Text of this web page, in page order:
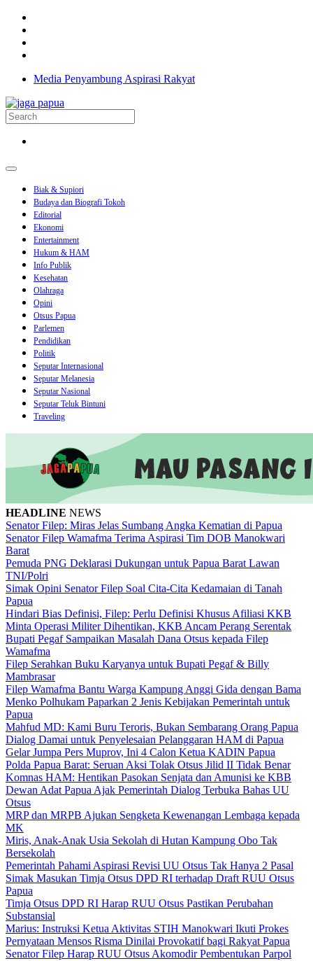
Media Penyambung Aspirasi Rakyat
Biak & Supiori
Budaya dan Biografi Tokoh
Editorial
Ekonomi
Entertainment
Hukum & HAM
Info Publik
Kesehatan
Olahraga
Opini
Otsus Papua
Parlemen
Pendidikan
Politik
Seputar Internasional
Seputar Melanesia
Seputar Nasional
Seputar Teluk Bintuni
Traveling
HEADLINE NEWS
Senator Filep: Miras Jelas Sumbang Angka Kematian di Papua
Senator Filep Wamafma Terima Aspirasi Tim DOB Manokwari
Barat
Pemuda PNG Deklarasi Dukungan untuk Papua Barat Lawan
TNI/Polri
Simak Opini Senator Filep Soal Cita-Cita Kedamaian di Tanah
Papua
Hindari Bias Definisi, Filep: Perlu Definisi Khusus Afiliasi KKB
Minta Operasi Militer Dihentikan, KKB Ancam Perang Serentak
Bupati Pegaf Sampaikan Masalah Dana Otsus kepada Filep
Wamafma
Filep Serahkan Buku Karyanya untuk Bupati Pegaf & Billy
Mambrasar
Filep Wamafma Bantu Warga Kampung Anggi Gida dengan Bama
Menko Polhukam Paparkan 2 Jenis Kebijakan Pemerintah untuk
Papua
Mahfud MD: Kami Buru Teroris, Bukan Sembarang Orang Papua
Dialog Damai untuk Penyelesaian Pelanggaran HAM di Papua
Gelar Jumpa Pers Muprov, Ini 4 Calon Ketua KADIN Papua
Polda Papua Barat: Seruan Aksi Tolak Otsus Jilid II Tidak Benar
Komnas HAM: Hentikan Pasokan Senjata dan Amunisi ke KBB
Dewan Adat Papua Ajak Pemerintah Dialog Terbuka Bahas UU
Otsus
MRP dan MRPB Ajukan Sengketa Kewenangan Lembaga kepada
MK
Miris, Anak-Anak Usia Sekolah di Hutan Kampung Obo Tak
Bersekolah
Pemerintah Pahami Aspirasi Revisi UU Otsus Tak Hanya 2 Pasal
Simak Masukan Timja Otsus DPD RI terhadap Draft RUU Otsus
Papua
Timja Otsus DPD RI Harap RUU Otsus Pastikan Perubahan
Substansial
Marius: Instruksi Ketua Aktivitas STIH Manokwari Ikuti Prokes
Pernyataan Mensos Risma Dinilai Provokatif bagi Rakyat Papua
Senator Filep Harap RUU Otsus Akomodir Pembentukan Parpol